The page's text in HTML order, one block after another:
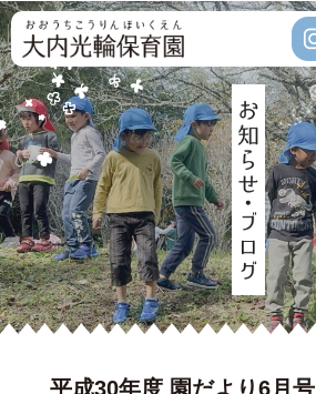
平成30年度 園だより6月号